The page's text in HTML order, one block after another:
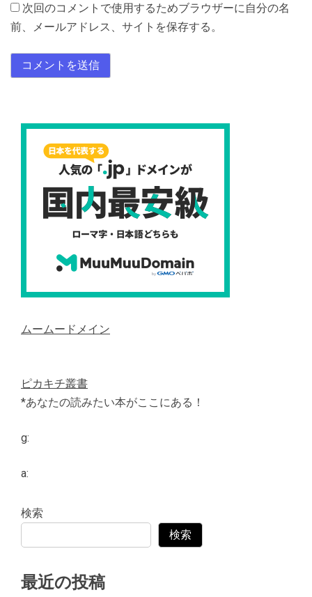
次回のコメントで使用するためブラウザーに自分の名
前、メールアドレス、サイトを保存する。
ムームードメイン
ピカキチ叢書
*あなたの読みたい本がここにある！
g:
a:
検索
検索
最近の投稿